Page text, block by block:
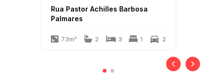
Rua Pastor Achilles Barbosa
Palmares
73m² 2 3 1 2